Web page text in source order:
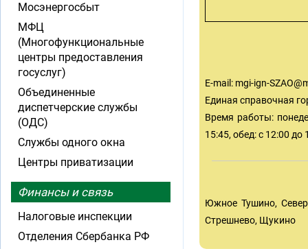
E-mail: mgi-ign-
Единая справочная
Время работы:
15:45, обед: с 12:00 до
Южное Тушино,
Стрешнево, Щукино
Мосэнергосбыт
МФЦ
(Многофункциональные
центры предоставления
госуслуг)
Объединенные
диспетчерские службы
(ОДС)
Службы одного окна
Центры приватизации
Финансы и связь
Налоговые инспекции
Отделения Сбербанка РФ